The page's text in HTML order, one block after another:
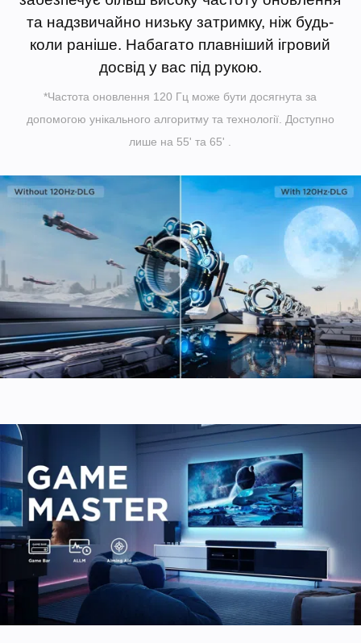
та надзвичайно низьку затримку, ніж будь-
коли раніше. Набагато плавніший ігровий
досвід у вас під рукою.
*Частота оновлення 120 Гц може бути досягнута за
допомогою унікального алгоритму та технології. Доступно
лише на 55' та 65' .